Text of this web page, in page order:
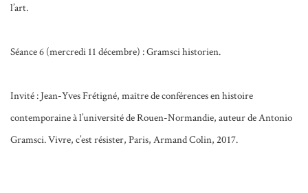
l’art.
Séance 6 (mercredi 11 décembre) : Gramsci historien.
Invité : Jean-Yves Frétigné, maître de conférences en histoire
contemporaine à l’université de Rouen-Normandie, auteur de Antonio
Gramsci. Vivre, c’est résister, Paris, Armand Colin, 2017.